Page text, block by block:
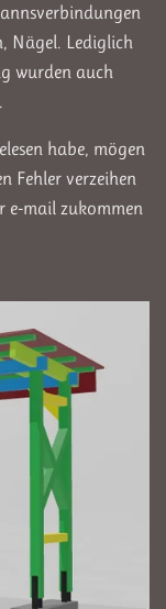
Nägel. Lediglich
wurden auch
habe, mögen
Fehler verzeihen
e-mail zukommen